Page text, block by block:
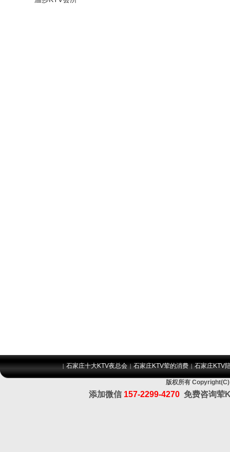
|石家庄十大KTV夜总会 |石家庄KTV荤的消费 |石家庄KTV
版权所有
添加微信 157-2299-4270 免费咨询荤